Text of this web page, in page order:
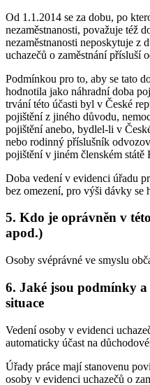
Od 1.1.2014 se za dobu, po
nezaměstnanosti, považuje též
nezaměstnanosti neposkytuje z
uchazečů o zaměstnání přísluší
Podmínkou pro to, aby se tato
hodnotila jako náhradní doba
trvání této účasti byl v České
pojištění z jiného důvodu,
pojištění anebo, bydlel-li v
nebo rodinný příslušník
pojištění v jiném členském státě
Doba vedení v evidenci úřadu
bez omezení, pro výši dávky se
5. Kdo je oprávněn v
apod.)
Osoby svéprávné ve smyslu
6. Jaké jsou podmínky
situace
Vedení osoby v evidenci
automaticky účast na
Úřady práce mají stanovenu
osoby v evidenci uchazečů o